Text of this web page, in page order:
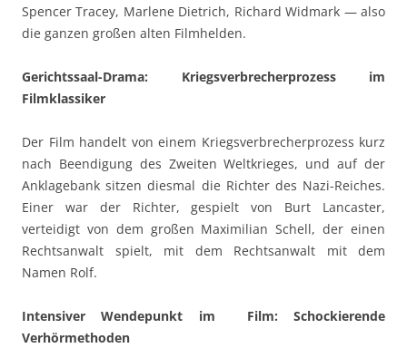
Spencer Tracey, Marlene Dietrich, Richard Widmark — also
die ganzen großen alten Filmhelden.
Gerichtssaal-Drama: Kriegsverbrecherprozess im
Filmklassiker
Der Film handelt von einem Kriegsverbrecherprozess kurz
nach Beendigung des Zweiten Weltkrieges, und auf der
Anklagebank sitzen diesmal die Richter des Nazi-Reiches.
Einer war der Richter, gespielt von Burt Lancaster,
verteidigt von dem großen Maximilian Schell, der einen
Rechtsanwalt spielt, mit dem Rechtsanwalt mit dem
Namen Rolf.
Intensiver Wendepunkt im Film: Schockierende
Verhörmethoden